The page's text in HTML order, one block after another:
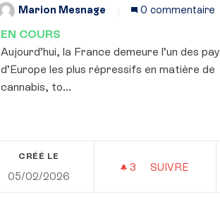
Marion Mesnage 0 commentaire
EN COURS
Aujourd’hui, la France demeure l’un des
d’Europe les plus répressifs en matière de
cannabis, to...
CRÉÉ LE
05/02/2026
3 3 ABONNÉS
SUIVRE
POUR